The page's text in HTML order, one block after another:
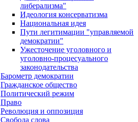
либерализма"
Идеология консерватизма
Национальная идея
Пути легитимации "управляемой
демократии"
Ужесточение уголовного и
уголовно-процесуального
законодательства
Барометр демократии
Гражданское общество
Политический режим
Право
Революция и оппозиция
Свобода слова